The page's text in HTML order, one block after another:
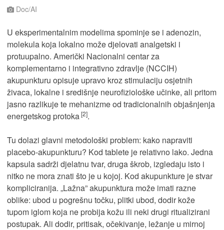
Doc/AI
U eksperimentalnim modelima spominje se i adenozin,
molekula koja lokalno može djelovati analgetski i
protuupalno. Američki Nacionalni centar za
komplementarno i integrativno zdravlje (NCCIH)
akupunkturu opisuje upravo kroz stimulaciju osjetnih
živaca, lokalne i središnje neurofiziološke učinke, ali pritom
jasno razlikuje te mehanizme od tradicionalnih objašnjenja
energetskog protoka[2].
Tu dolazi glavni metodološki problem: kako napraviti
placebo-akupunkturu? Kod tablete je relativno lako. Jedna
kapsula sadrži djelatnu tvar, druga škrob, izgledaju isto i
nitko ne mora znati što je u kojoj. Kod akupunkture je stvar
kompliciranija. „Lažna” akupunktura može imati razne
oblike: ubod u pogrešnu točku, plitki ubod, dodir kože
tupom iglom koja ne probija kožu ili neki drugi ritualizirani
postupak. Ali dodir, pritisak, očekivanje, ležanje u mirnoj